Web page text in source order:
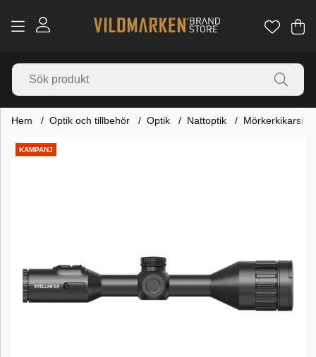
.
Hem Optik och tillbehör Optik Nattoptik
KAMPANJ
Produktbilder